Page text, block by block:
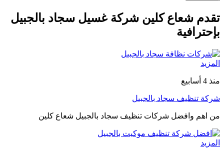
تقدم شعاع كلين شركة غسيل سجاد بالجبيل
بإحترافية
المزيد
منذ 4 أسابيع
شركة تنظيف سجاد بالجبيل
من اهم وافضل شركات تنظيف سجاد بالجبيل شعاع كلين
المزيد